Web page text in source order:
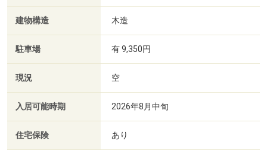
建物構造 木造
駐車場 有 9,350円
現況 空
入居可能時期 2026年8月中旬
住宅保険 あり